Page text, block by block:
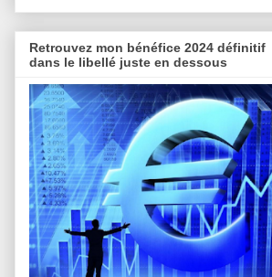
Retrouvez mon bénéfice 2024 définitif
dans le libellé juste en dessous